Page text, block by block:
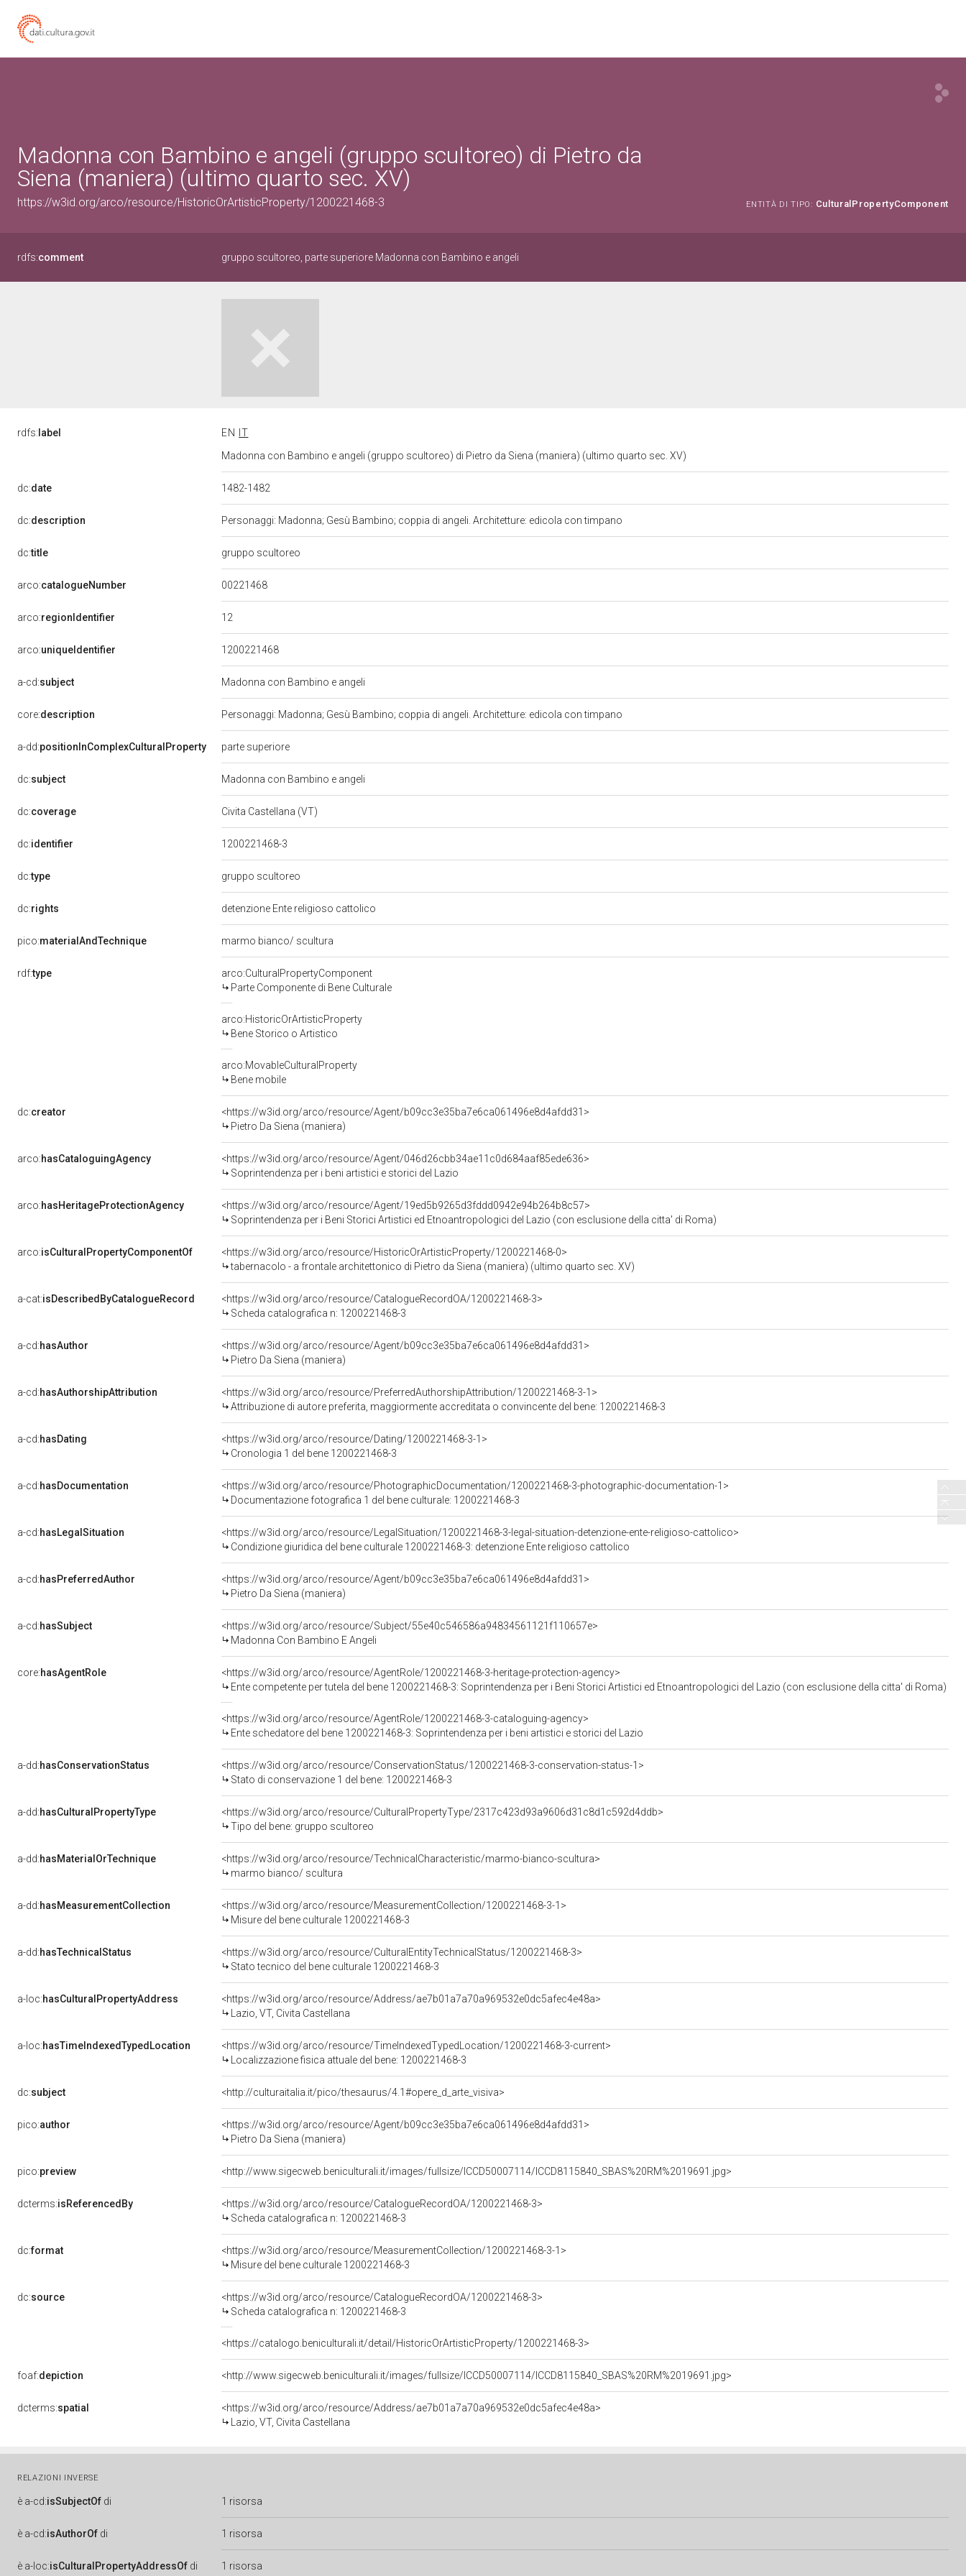
Madonna con Bambino e angeli (gruppo scultoreo) di Pietro da
Siena (maniera) (ultimo quarto sec. XV)
https://w3id.org/arco/resource/HistoricOrArtisticProperty/1200221468-3 ENTITÀ DI TIPO: CulturalPropertyComponent
rdfs:comment gruppo scultoreo, parte superiore Madonna con Bambino e angeli
rdfs: label EN
IT
Madonna con Bambino e angeli (gruppo scultoreo) di Pietro da Siena (maniera) (ultimo quarto sec. XV)
dc:date 1482-1482
dc:description Personaggi: Madonna; Gesù Bambino; coppia di angeli. Architetture: edicola con timpano
dc:title gruppo scultoreo
arco:catalogueNumber 00221468
arco:regionIdentifier 12
arco:uniqueIdentifier 1200221468
a-cd:subject Madonna con Bambino e angeli
core:description Personaggi: Madonna; Gesù Bambino; coppia di angeli. Architetture: edicola con timpano
a-dd:positionInComplexCulturalProperty parte superiore
dc:subject Madonna con Bambino e angeli
dc:coverage Civita Castellana (VT)
dc:identifier 1200221468-3
dc:type gruppo scultoreo
dc:rights detenzione Ente religioso cattolico
pico:materialAndTechnique marmo bianco/ scultura
rdf:type
arco:CulturalPropertyComponent
Parte Componente di Bene Culturale
arco:HistoricOrArtisticProperty
Bene Storico o Artistico
arco:MovableCulturalProperty
Bene mobile
dc:creator
<https://w3id.org/arco/resource/Agent/b09cc3e35ba7e6ca061496e8d4afdd31>
Pietro Da Siena (maniera)
arco:hasCataloguingAgency
<https://w3id.org/arco/resource/Agent/046d26cbb34ae11c0d684aaf85ede636>
Soprintendenza per i beni artistici e storici del Lazio
arco:hasHeritageProtectionAgency
<https://w3id.org/arco/resource/Agent/19ed5b9265d3fddd0942e94b264b8c57>
Soprintendenza per i Beni Storici Artistici ed Etnoantropologici del Lazio (con esclusione della citta' di Roma)
arco:isCulturalPropertyComponentOf
<https://w3id.org/arco/resource/HistoricOrArtisticProperty/1200221468-0>
tabernacolo - a frontale architettonico di Pietro da Siena (maniera) (ultimo quarto sec. XV)
a-cat:isDescribedByCatalogueRecord
<https://w3id.org/arco/resource/CatalogueRecordOA/1200221468-3>
Scheda catalografica n: 1200221468-3
a-cd:hasAuthor
<https://w3id.org/arco/resource/Agent/b09cc3e35ba7e6ca061496e8d4afdd31>
Pietro Da Siena (maniera)
a-cd:hasAuthorshipAttribution
<https://w3id.org/arco/resource/PreferredAuthorshipAttribution/1200221468-3-1>
Attribuzione di autore preferita, maggiormente accreditata o convincente del bene: 1200221468-3
a-cd:hasDating
<https://w3id.org/arco/resource/Dating/1200221468-3-1>
Cronologia 1 del bene 1200221468-3
a-cd:hasDocumentation
<https://w3id.org/arco/resource/PhotographicDocumentation/1200221468-3-photographic-documentation-1>
Documentazione fotografica 1 del bene culturale: 1200221468-3
a-cd:hasLegalSituation
<https://w3id.org/arco/resource/LegalSituation/1200221468-3-legal-situation-detenzione-ente-religioso-cattolico>
Condizione giuridica del bene culturale 1200221468-3: detenzione Ente religioso cattolico
a-cd:hasPreferredAuthor
<https://w3id.org/arco/resource/Agent/b09cc3e35ba7e6ca061496e8d4afdd31>
Pietro Da Siena (maniera)
a-cd:hasSubject
<https://w3id.org/arco/resource/Subject/55e40c546586a94834561121f110657e>
Madonna Con Bambino E Angeli
core:hasAgentRole
<https://w3id.org/arco/resource/AgentRole/1200221468-3-heritage-protection-agency>
Ente competente per tutela del bene 1200221468-3: Soprintendenza per i Beni Storici Artistici ed Etnoantropologici del Lazio (con esclusione della citta' di Roma)
<https://w3id.org/arco/resource/AgentRole/1200221468-3-cataloguing-agency>
Ente schedatore del bene 1200221468-3: Soprintendenza per i beni artistici e storici del Lazio
a-dd:hasConservationStatus
<https://w3id.org/arco/resource/ConservationStatus/1200221468-3-conservation-status-1>
Stato di conservazione 1 del bene: 1200221468-3
a-dd:hasCulturalPropertyType
<https://w3id.org/arco/resource/CulturalPropertyType/2317c423d93a9606d31c8d1c592d4ddb>
Tipo del bene: gruppo scultoreo
a-dd:hasMaterialOrTechnique
<https://w3id.org/arco/resource/TechnicalCharacteristic/marmo-bianco-scultura>
marmo bianco/ scultura
a-dd:hasMeasurementCollection
<https://w3id.org/arco/resource/MeasurementCollection/1200221468-3-1>
Misure del bene culturale 1200221468-3
a-dd:hasTechnicalStatus
<https://w3id.org/arco/resource/CulturalEntityTechnicalStatus/1200221468-3>
Stato tecnico del bene culturale 1200221468-3
a-loc:hasCulturalPropertyAddress
<https://w3id.org/arco/resource/Address/ae7b01a7a70a969532e0dc5afec4e48a>
Lazio, VT, Civita Castellana
a-loc:hasTimeIndexedTypedLocation
<https://w3id.org/arco/resource/TimeIndexedTypedLocation/1200221468-3-current>
Localizzazione fisica attuale del bene: 1200221468-3
dc:subject <http://culturaitalia.it/pico/thesaurus/4.1#opere_d_arte_visiva>
pico:author
<https://w3id.org/arco/resource/Agent/b09cc3e35ba7e6ca061496e8d4afdd31>
Pietro Da Siena (maniera)
pico:preview <http://www.sigecweb.beniculturali.it/images/fullsize/ICCD50007114/ICCD8115840_SBAS%20RM%2019691.jpg>
dcterms:isReferencedBy
<https://w3id.org/arco/resource/CatalogueRecordOA/1200221468-3>
Scheda catalografica n: 1200221468-3
dc:format
<https://w3id.org/arco/resource/MeasurementCollection/1200221468-3-1>
Misure del bene culturale 1200221468-3
dc:source
<https://w3id.org/arco/resource/CatalogueRecordOA/1200221468-3>
Scheda catalografica n: 1200221468-3
<https://catalogo.beniculturali.it/detail/HistoricOrArtisticProperty/1200221468-3>
foaf:depiction <http://www.sigecweb.beniculturali.it/images/fullsize/ICCD50007114/ICCD8115840_SBAS%20RM%2019691.jpg>
dcterms:spatial
<https://w3id.org/arco/resource/Address/ae7b01a7a70a969532e0dc5afec4e48a>
Lazio, VT, Civita Castellana
RELAZIONI INVERSE
è a-cd:isSubjectOf di 1 risorsa
è a-cd:isAuthorOf di 1 risorsa
è a-loc:isCulturalPropertyAddressOf di 1 risorsa